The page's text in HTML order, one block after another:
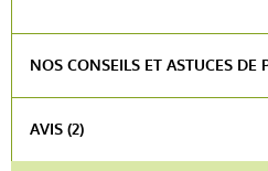
NOS CONSEILS ET ASTUCES
AVIS (2)